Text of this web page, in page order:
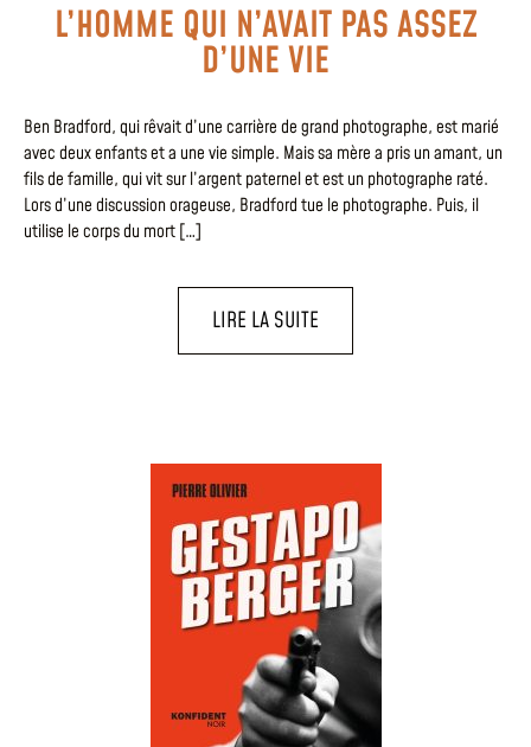
L’HOMME QUI N’AVAIT PAS ASSEZ
D’UNE VIE
Ben Bradford, qui rêvait d’une carrière de grand photographe, est marié
avec deux enfants et a une vie simple. Mais sa mère a pris un amant, un
fils de famille, qui vit sur l’argent paternel et est un photographe raté.
Lors d’une discussion orageuse, Bradford tue le photographe. Puis, il
utilise le corps du mort […]
LIRE LA SUITE